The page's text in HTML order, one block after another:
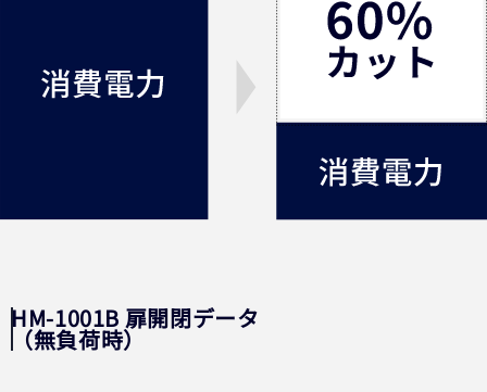
HM-1001B 扉開閉データ
（無負荷時）